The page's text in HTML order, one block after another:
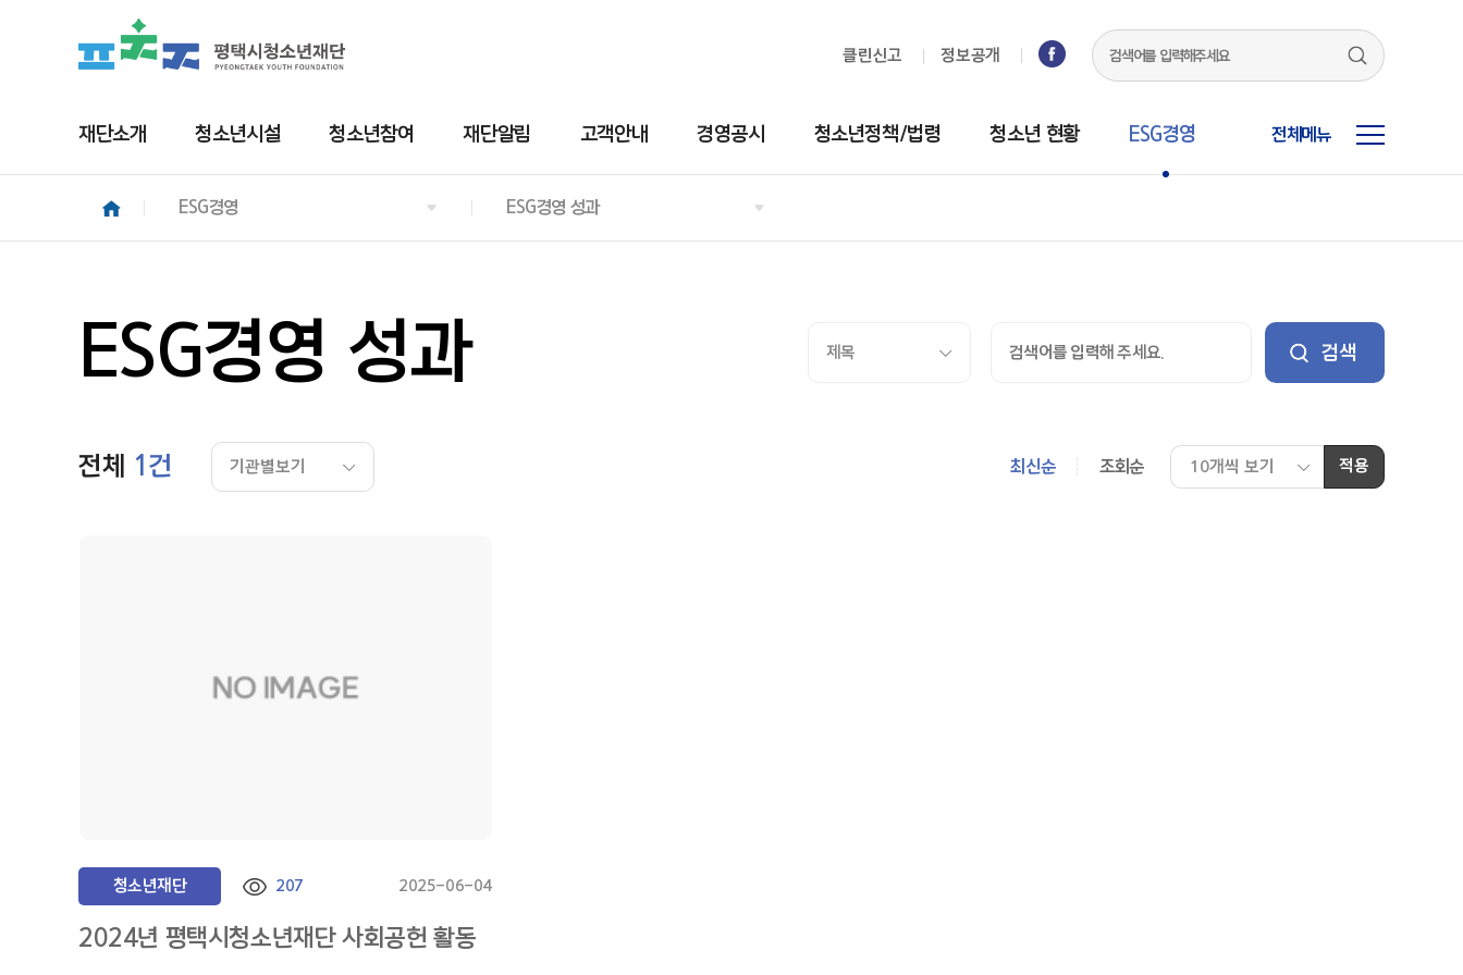
클린신고 정보공개
재단소개 청소년시설 청소년참여 재단알림 고객안내 경영공시 청소년정책/법령 청소년 현황 ESG경영 전체메뉴
ESG경영 ESG경영 성과
ESG경영 성과
전체 1건 최신순 조회순 적용
청소년재단 207 2025-06-04
2024년 평택시청소년재단 사회공헌 활동